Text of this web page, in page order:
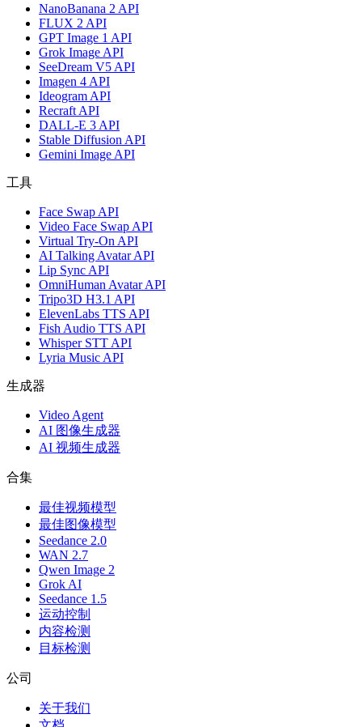
NanoBanana 2 API
FLUX 2 API
GPT Image 1 API
Grok Image API
SeeDream V5 API
Imagen 4 API
Ideogram API
Recraft API
DALL-E 3 API
Stable Diffusion API
Gemini Image API
工具
Face Swap API
Video Face Swap API
Virtual Try-On API
AI Talking Avatar API
Lip Sync API
OmniHuman Avatar API
Tripo3D H3.1 API
ElevenLabs TTS API
Fish Audio TTS API
Whisper STT API
Lyria Music API
生成器
Video Agent
AI 图像生成器
AI 视频生成器
合集
最佳视频模型
最佳图像模型
Seedance 2.0
WAN 2.7
Qwen Image 2
Grok AI
Seedance 1.5
运动控制
内容检测
目标检测
公司
关于我们